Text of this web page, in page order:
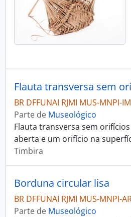
Flauta transversa sem
BR DFFUNAI RJMI MUS-MNPI-
Parte de Museológico
Flauta transversa sem
aberta e um orifício na
Timbira
Borduna circular lisa
BR DFFUNAI RJMI MUS-MNPI-
Parte de Museológico